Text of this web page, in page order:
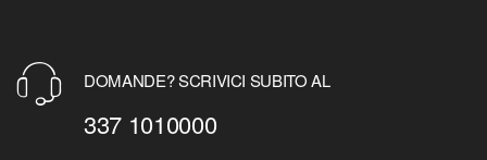
DOMANDE? SCRIVICI SUBITO AL
337 1010000